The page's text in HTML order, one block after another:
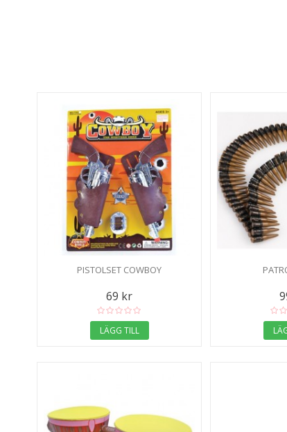
PISTOLSET COWBOY
69 kr
LÄGG TILL